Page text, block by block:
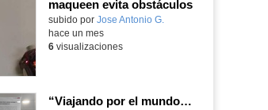
maqueen evita obstáculos
subido por Jose Antonio G.
hace un mes
6visualizaciones
“Viajando por el mundo con RMQ y PM: Visitando monumentos”